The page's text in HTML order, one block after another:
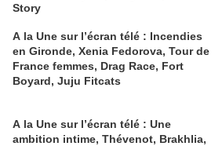
Story
A la Une sur l’écran télé : Incendies
en Gironde, Xenia Fedorova, Tour de
France femmes, Drag Race, Fort
Boyard, Juju Fitcats
A la Une sur l’écran télé : Une
ambition intime, Thévenot, Brakhlia,